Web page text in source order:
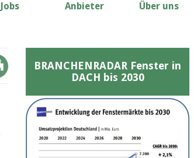
Jobs Anbieter Über uns
BRANCHENRADAR Fenster in
DACH bis 2030